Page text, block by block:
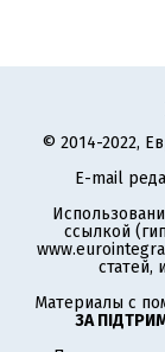
© 2014-2022,
E-mail
ссылкой
статей,
Материалы с
ЗА